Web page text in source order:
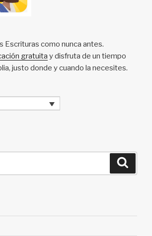
Escrituras como nunca antes.
gratuita y disfruta de un tiempo
justo donde y cuando la necesites.